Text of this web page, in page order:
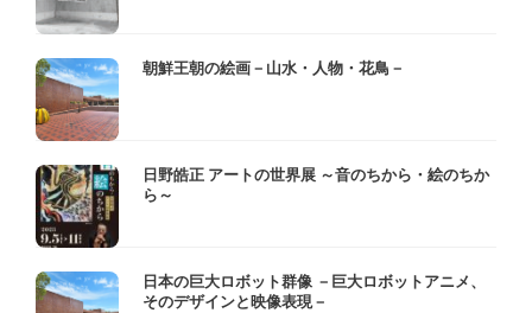
朝鮮王朝の絵画－山水・人物・花鳥－
日野皓正 アートの世界展 ～音のちから・絵のちか
ら～
日本の巨大ロボット群像 －巨大ロボットアニメ、
そのデザインと映像表現－